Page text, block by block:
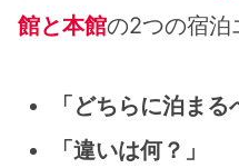
館と本館の2つの宿泊
「どちらに泊まる
「違いは何？」